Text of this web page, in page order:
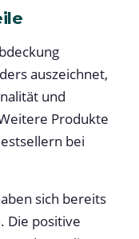
auszeichnet,
und
Produkte
bei
sich bereits
Die positive